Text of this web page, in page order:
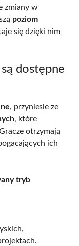
zmiany w
poziom
się dzięki nim
dostępne
, przyniesie ze
, które
otrzymają
ich
tryb